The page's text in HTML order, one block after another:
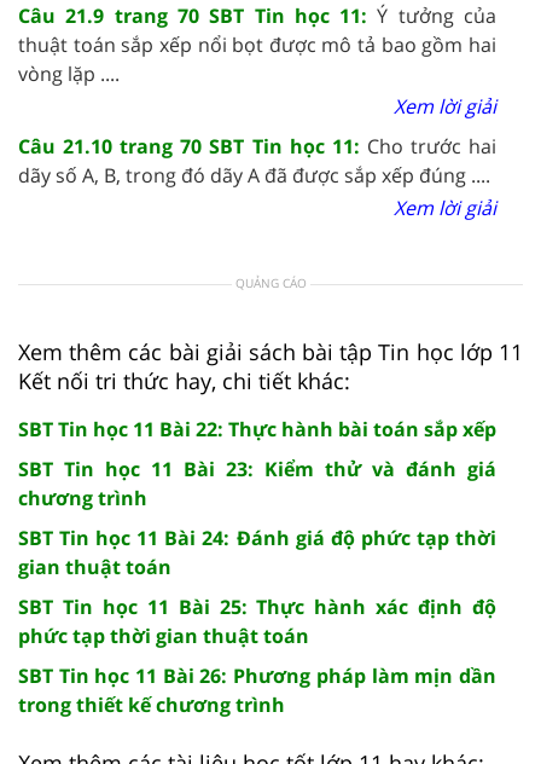
Câu 21.9 trang 70 SBT Tin học 11:Ý tưởng của
thuật toán sắp xếp nổi bọt được mô tả bao gồm hai
vòng lặp ....
Xem lời giải
Câu 21.10 trang 70 SBT Tin học 11: Cho trước hai
dãy số A, B, trong đó dãy A đã được sắp xếp đúng ....
Xem lời giải
QUẢNG CÁO
Xem thêm các bài giải sách bài tập Tin học lớp 11
Kết nối tri thức hay, chi tiết khác:
SBT Tin học 11 Bài 22: Thực hành bài toán sắp xếp
SBT Tin học 11 Bài 23: Kiểm thử và đánh giá
chương trình
SBT Tin học 11 Bài 24: Đánh giá độ phức tạp thời
gian thuật toán
SBT Tin học 11 Bài 25: Thực hành xác định độ
phức tạp thời gian thuật toán
SBT Tin học 11 Bài 26: Phương pháp làm mịn dần
trong thiết kế chương trình